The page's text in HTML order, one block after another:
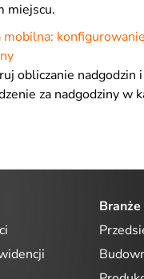
miejscu.
mobilna:
obliczanie nadgodzin
za nadgodziny w
Branże